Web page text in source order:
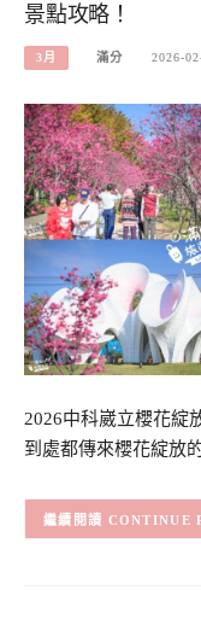
景點攻略！
3月 滿分 2026-
2026中科崴立櫻花綻
到處都傳來櫻花綻放
CONTINUE